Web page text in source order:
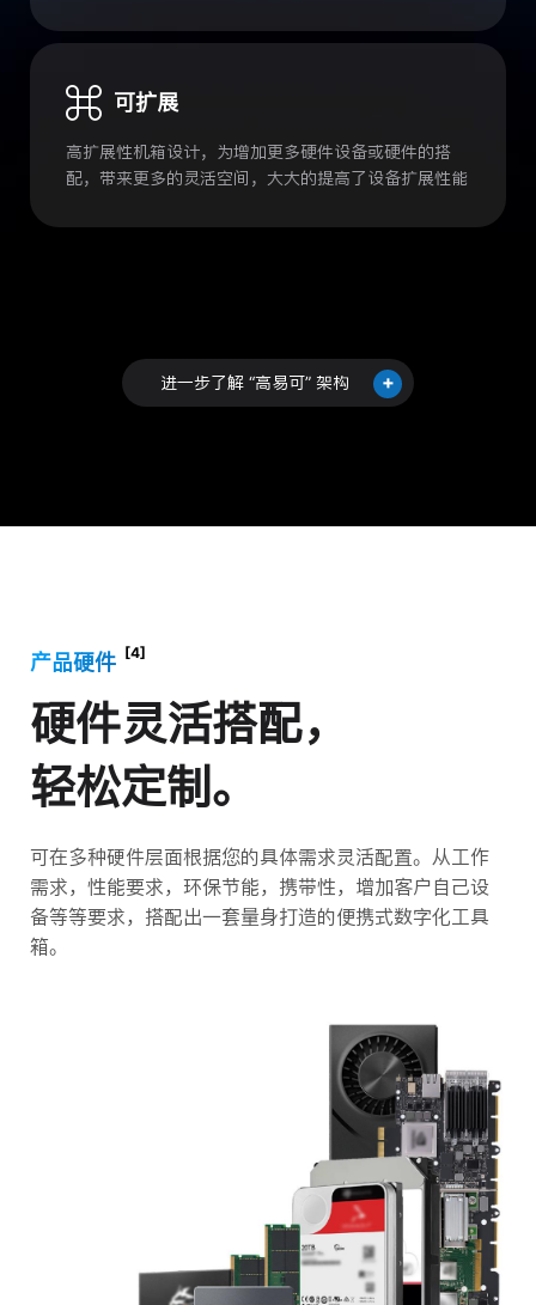
可扩展
高扩展性机箱设计，为增加更多硬件设备或硬件的搭
配，带来更多的灵活空间，大大的提高了设备扩展性能
进一步了解 “高易可” 架构 +
产品硬件 [4]
硬件灵活搭配，
轻松定制。
可在多种硬件层面根据您的具体需求灵活配置。从工作
需求，性能要求，环保节能，携带性，增加客户自己设
备等等要求，搭配出一套量身打造的便携式数字化工具
箱。